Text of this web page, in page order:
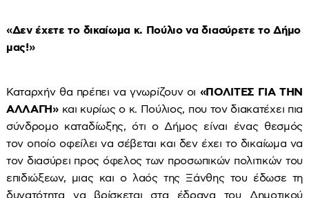
«Δεν έχετε το δικαίωμα κ. Πούλιο να διασύρετε το Δήμο
μας!»
Καταρχήν θα πρέπει να γνωρίζουν οι «ΠΟΛΙΤΕΣ ΓΙΑ ΤΗΝ
ΑΛΛΑΓΗ»και κυρίως ο κ. Πούλιος, που τον διακατέχει πια
σύνδρομο καταδίωξης, ότι ο Δήμος είναι ένας θεσμός
τον οποίο οφείλει να σέβεται και δεν έχει το δικαίωμα να
τον διασύρει προς όφελος των προσωπικών πολιτικών του
επιδιώξεων, μιας και ο λαός της Ξάνθης του έδωσε τη
δυνατότητα να βρίσκεται στα έδρανα του Δημοτικού